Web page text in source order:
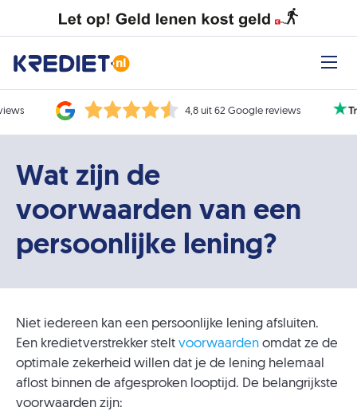
4,8 uit 62 Google reviews
Wat zijn de
voorwaarden van een
persoonlijke lening?
Niet iedereen kan een persoonlijke lening afsluiten.
Een kredietverstrekker stelt voorwaarden omdat ze de
optimale zekerheid willen dat je de lening helemaal
aflost binnen de afgesproken looptijd. De belangrijkste
voorwaarden zijn: